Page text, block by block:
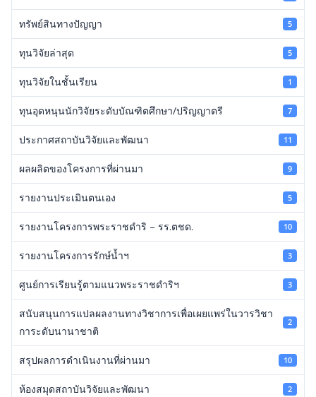
ทรัพย์สินทางปัญญา 5
ทุนวิจัยล่าสุด 5
ทุนวิจัยในชั้นเรียน 1
ทุนอุดหนุนนักวิจัยระดับบัณฑิตศึกษา/ปริญญาตรี 7
ประกาศสถาบันวิจัยและพัฒนา 11
ผลผลิตของโครงการที่ผ่านมา 9
รายงานประเมินตนเอง 5
รายงานโครงการพระราชดำริ – รร.ตชด. 10
รายงานโครงการรักษ์น้ำฯ 3
ศูนย์การเรียนรู้ตามแนวพระราชดำริฯ 3
สนับสนุนการแปลผลงานทางวิชาการเพื่อเผยแพร่ในวารวิชา
การะดับนานาชาติ
2
สรุปผลการดำเนินงานที่ผ่านมา 10
ห้องสมุดสถาบันวิจัยและพัฒนา 2